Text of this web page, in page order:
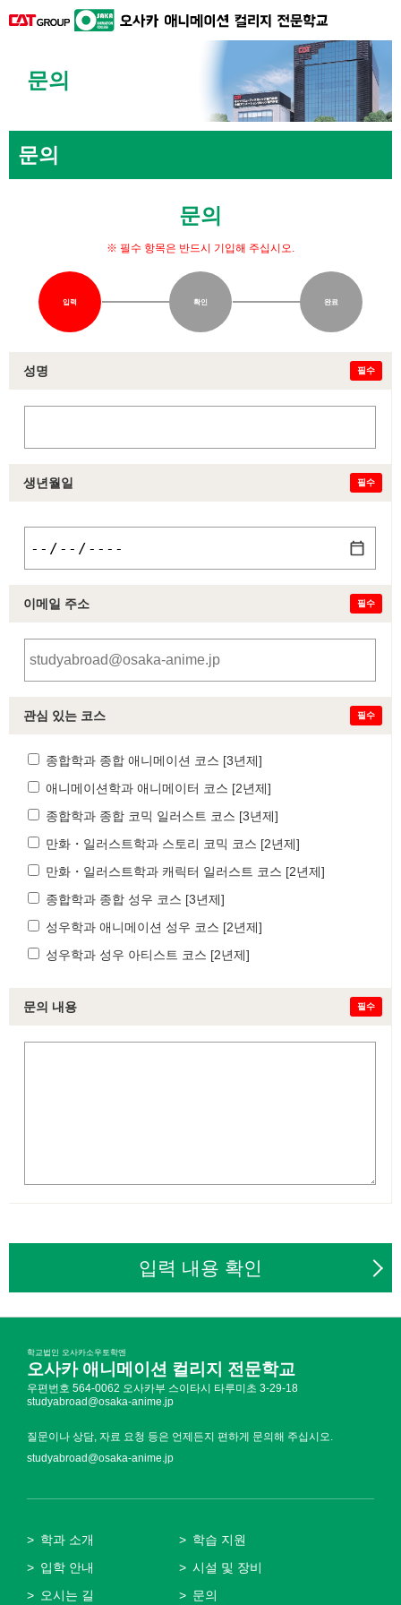
문의
문의
문의
※ 필수 항목은 반드시 기입해 주십시오.
입력 확인 완료
성명 필수
생년월일 필수
이메일 주소 필수
관심 있는 코스 필수
종합학과 종합 애니메이션 코스 [3년제]
애니메이션학과 애니메이터 코스 [2년제]
종합학과 종합 코믹 일러스트 코스 [3년제]
만화・일러스트학과 스토리 코믹 코스 [2년제]
만화・일러스트학과 캐릭터 일러스트 코스 [2년제]
종합학과 종합 성우 코스 [3년제]
성우학과 애니메이션 성우 코스 [2년제]
성우학과 성우 아티스트 코스 [2년제]
문의 내용 필수
입력 내용 확인
학교법인 오사카소우토학엔
오사카 애니메이션 컬리지 전문학교
우편번호 564-0062 오사카부 스이타시 타루미초 3-29-18
studyabroad@osaka-anime.jp
질문이나 상담, 자료 요청 등은 언제든지 편하게 문의해 주십시오.
studyabroad@osaka-anime.jp
학과 소개
학습 지원
입학 안내
시설 및 장비
오시는 길
문의